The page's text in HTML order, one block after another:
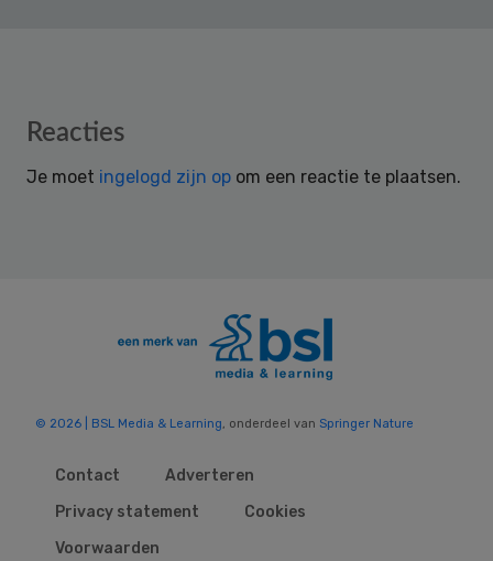
Reader
Reacties
Je moet ingelogd zijn op om een reactie te plaatsen.
© 2026 | BSL Media & Learning , onderdeel van Springer Nature
Contact
Adverteren
Privacy statement
Cookies
Voorwaarden